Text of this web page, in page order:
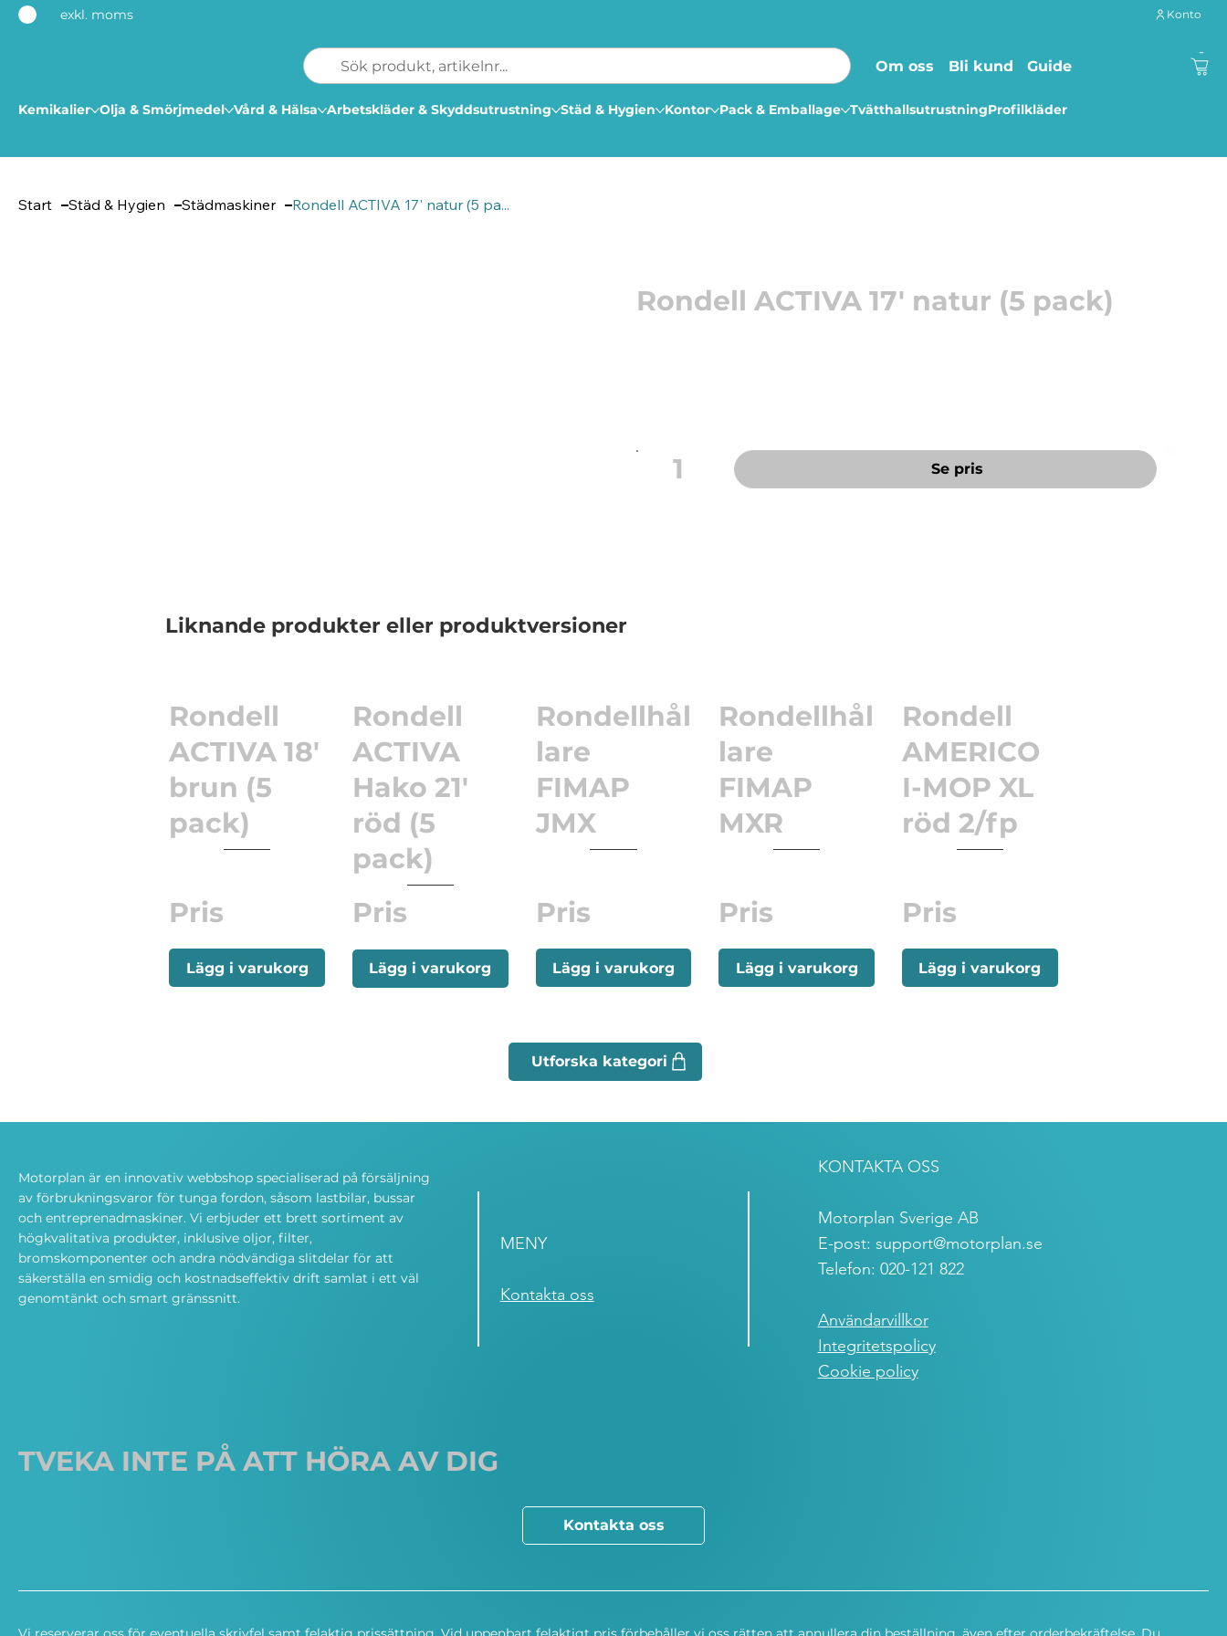
Konto
exkl. moms
Om oss Bli kund Guide
-
Kemikalier Olja & Smörjmedel Vård & Hälsa Arbetskläder & Skyddsutrustning Städ & Hygien Kontor Pack & Emballage TvätthallsutrustningProfilkläder
Start Städ & Hygien Städmaskiner Rondell ACTIVA 17' natur (5 pa...
Rondell ACTIVA 17' natur (5 pack)
1 Se pris
Liknande produkter eller produktversioner
Rondell
ACTIVA 18'
brun (5
pack)
Pris
Lägg i varukorg
Rondell
ACTIVA
Hako 21'
röd (5
pack)
Pris
Lägg i varukorg
Rondellhål
lare
FIMAP
JMX
Pris
Lägg i varukorg
Rondellhål
lare
FIMAP
MXR
Pris
Lägg i varukorg
Rondell
AMERICO
I-MOP XL
röd 2/fp
Pris
Lägg i varukorg
Motorplan är en innovativ webbshop specialiserad på försäljning
av förbrukningsvaror för tunga fordon, såsom lastbilar, bussar
och entreprenadmaskiner. Vi erbjuder ett brett sortiment av
högkvalitativa produkter, inklusive oljor, filter,
bromskomponenter och andra nödvändiga slitdelar för att
säkerställa en smidig och kostnadseffektiv drift samlat i ett väl
genomtänkt och smart gränssnitt.
MENY
Kontakta oss
KONTAKTA OSS
Motorplan Sverige AB
E-post: support@motorplan.se
Telefon: 020-121 822
Användarvillkor
Integritetspolicy
Cookie policy
TVEKA INTE PÅ ATT HÖRA AV DIG
Kontakta oss